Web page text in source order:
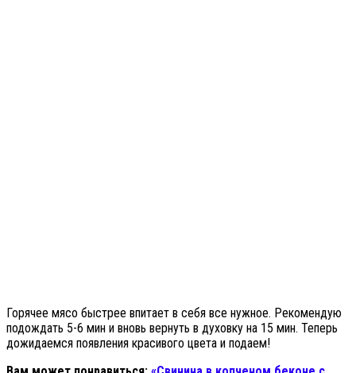
Горячее мясо быстрее впитает в себя все нужное. Рекомендую
подождать 5-6 мин и вновь вернуть в духовку на 15 мин. Теперь
дожидаемся появления красивого цвета и подаем!